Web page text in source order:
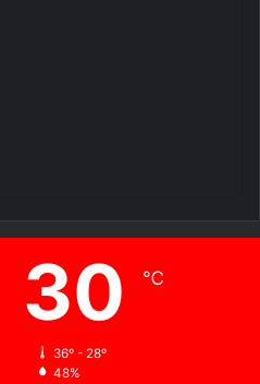
30 ℃
36º - 28º
48%